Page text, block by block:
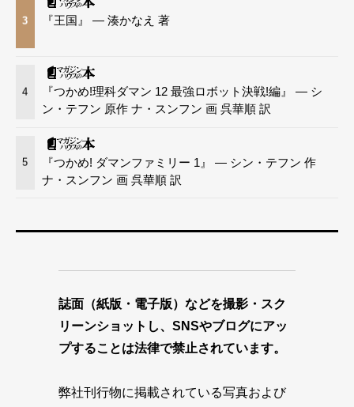
3 『王国』 — 湊かなえ 著
4
『つかめ!理科ダマン 12 最強ロボット決戦!編』 — シ
ン・テフン 原作 ナ・スンフン 画 呉華順 訳
5
『つかめ! ダマンファミリー 1』 — シン・テフン 作
ナ・スンフン 画 呉華順 訳
誌面（紙版・電子版）などを撮影・スク
リーンショットし、SNSやブログにアッ
プすることは法律で禁止されています。
弊社刊行物に掲載されている写真および